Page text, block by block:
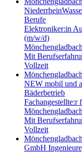
Berufe
Elektroniker:in
(m/w/d)
Mönchengladbach
Mit
Vollzeit
NEW mobil und
Bäderbetrieb
Fachangestellte:r
Mit
Vollzeit
Mönchengladbach
GmbH